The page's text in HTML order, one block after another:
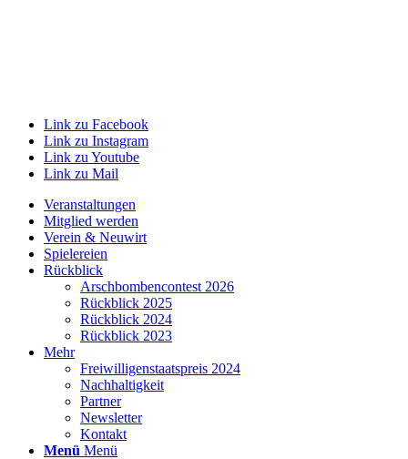
Link zu Facebook
Link zu Instagram
Link zu Youtube
Link zu Mail
Veranstaltungen
Mitglied werden
Verein & Neuwirt
Spielereien
Rückblick
Arschbombencontest 2026
Rückblick 2025
Rückblick 2024
Rückblick 2023
Mehr
Freiwilligenstaatspreis 2024
Nachhaltigkeit
Partner
Newsletter
Kontakt
Menü Menü